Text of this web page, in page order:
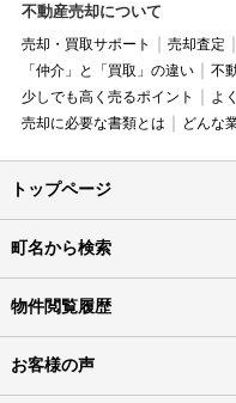
不動産売却について
売却・買取サポート 売却査定
「仲介」と「買取」の違い
不
少しでも高く売るポイント
よ
売却に必要な書類とは
どんな
トップページ
町名から検索
物件閲覧履歴
お客様の声